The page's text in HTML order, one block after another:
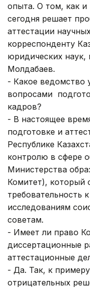
опыта. О том, как и
сегодня решает
аттестации
корреспонденту
юридических наук,
Молдабаев.
- Какое ведомство
вопросами
кадров?
- В настоящее
подготовке и
Республике
контролю в сфере
Министерства
Комитет), который
требовательность
исследованиям
советам.
- Имеет ли право
диссертационные
аттестационные
- Да. Так, к
отрицательных